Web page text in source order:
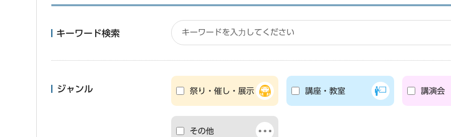
キーワード検索
ジャンル 祭り・催し・展示 講座・教室 講演会
その他